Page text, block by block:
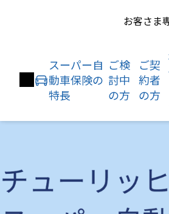
お客さま
スーパー自
動車保険の
特長
ご検
討中
の方
ご契
約者
の方